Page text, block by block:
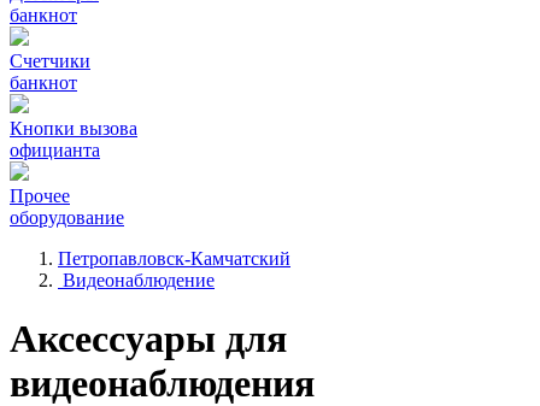
банкнот
Счетчики
банкнот
Кнопки вызова
официанта
Прочее
оборудование
Петропавловск-Камчатский
Видеонаблюдение
Аксессуары для
видеонаблюдения